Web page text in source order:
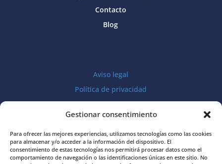
Gestionar consentimiento
Para ofrecer las mejores experiencias, utilizamos tecnologías como las cookies
para almacenar y/o acceder a la información del dispositivo. El
consentimiento de estas tecnologías nos permitirá procesar datos como el
comportamiento de navegación o las identificaciones únicas en este sitio. No
Contacto
Blog
Aviso legal
Política de privacidad
Política de cookies